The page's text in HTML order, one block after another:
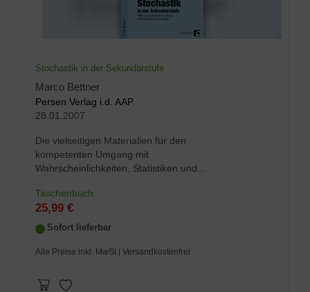
Stochastik in der Sekundarstufe
Marco Bettner
Persen Verlag i.d. AAP
28.01.2007
Die vielseitigen Materialien für den
kompetenten Umgang mit
Wahrscheinlichkeiten, Statistiken und...
Taschenbuch
25,99 €
Sofort lieferbar
Alle Preise inkl. MwSt | Versandkostenfrei